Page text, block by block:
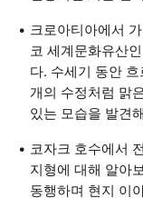
크로아티아에서
코 세계문화유산
다. 수세기 동안
개의 수정처럼 맑
있는 모습을 발견
코자크 호수에서
지형에 대해 알아
동행하며 현지 이